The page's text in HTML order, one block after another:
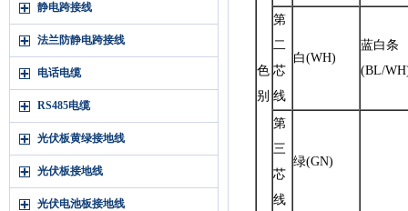
静电跨接线
法兰防静电跨接线
电话电缆
RS485电缆
光伏板黄绿接地线
光伏板接地线
光伏电池板接地线
色
别
第
二
芯
线
白(WH)
蓝白条
(BL/
第
三
芯
线
绿(GN)